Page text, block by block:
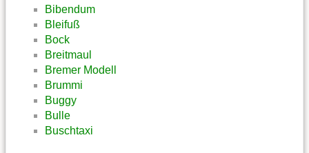
Bibendum
Bleifuß
Bock
Breitmaul
Bremer Modell
Brummi
Buggy
Bulle
Buschtaxi